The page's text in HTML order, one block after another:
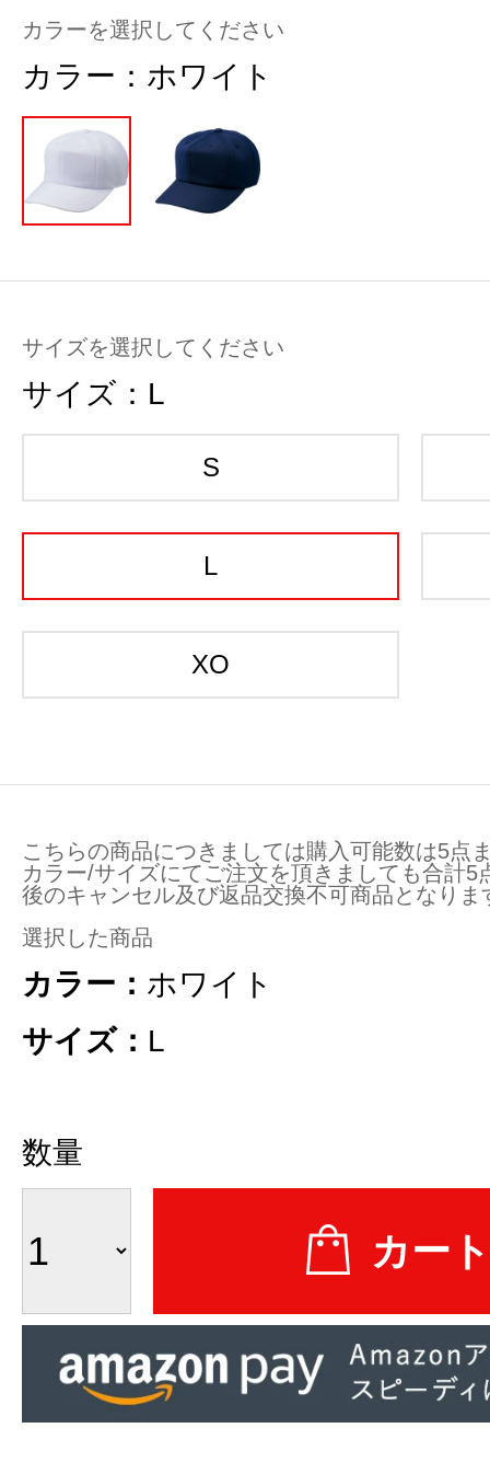
カラーを選択してください
カラー： ホワイト
サイズを選択してください
サイズ： L
S
L
XO
こちらの商品につきましては購入可能数は5点
カラー/サイズにてご注文を頂きましても合計
後のキャンセル及び返品交換不可商品となりま
選択した商品
カラー： ホワイト
サイズ： L
数量